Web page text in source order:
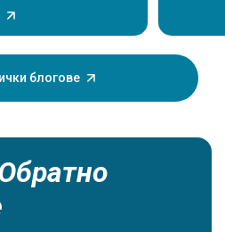
сърдечен
на тези
на вас и вашия
така че е
блогове